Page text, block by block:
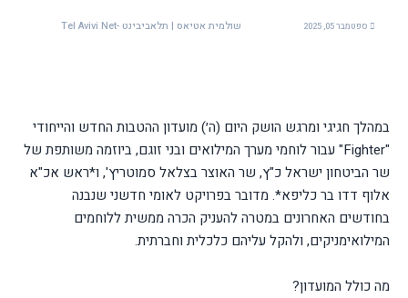
ספטמבר 05, 2025 שולמית אטיאס | תלאביבינט -Tel Avivi Net
במהלך חגיגי ומרגש הושק היום (ה׳) מועדון ההטבות החדש והייחודי
"Fighter" עבור לוחמי מערך המילואים ובני זוגם, ביוזמה משותפת של
שר הביטחון ישראל כ"ץ, שר האוצר בצלאל סמוטריץ', ו*ראש אכ"א
אלוף דדו בר כליפא*. מדובר בפרויקט לאומי חדשני שנבנה
בחודשים האחרונים במטרה להעניק הכרה ממשית ללוחמים
המילואימניקים, ולהקל עליהם כלכלית וחברתית.
מה כולל המועדון?